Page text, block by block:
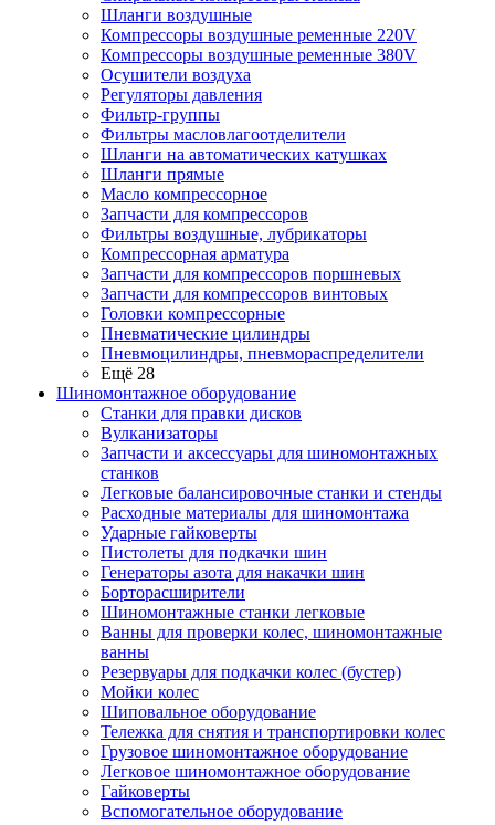
Шланги воздушные
Компрессоры воздушные ременные 220V
Компрессоры воздушные ременные 380V
Осушители воздуха
Регуляторы давления
Фильтр-группы
Фильтры масловлагоотделители
Шланги на автоматических катушках
Шланги прямые
Масло компрессорное
Запчасти для компрессоров
Фильтры воздушные, лубрикаторы
Компрессорная арматура
Запчасти для компрессоров поршневых
Запчасти для компрессоров винтовых
Головки компрессорные
Пневматические цилиндры
Пневмоцилиндры, пневмораспределители
Ещё 28
Шиномонтажное оборудование
Станки для правки дисков
Вулканизаторы
Запчасти и аксессуары для шиномонтажных
станков
Легковые балансировочные станки и стенды
Расходные материалы для шиномонтажа
Ударные гайковерты
Пистолеты для подкачки шин
Генераторы азота для накачки шин
Борторасширители
Шиномонтажные станки легковые
Ванны для проверки колес, шиномонтажные
ванны
Резервуары для подкачки колес (бустер)
Мойки колес
Шиповальное оборудование
Тележка для снятия и транспортировки колес
Грузовое шиномонтажное оборудование
Легковое шиномонтажное оборудование
Гайковерты
Вспомогательное оборудование